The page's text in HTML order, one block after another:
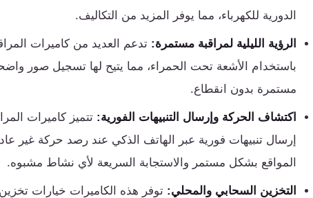
الدورية للكهرباء، مما يوفر المزيد من التكاليف.
الرؤية الليلية لمراقبة مستمرة: تدعم العديد من كاميرات
باستخدام الأشعة تحت الحمراء، مما يتيح لها تسجيل صور
مستمرة بدون انقطاع.
اكتشاف الحركة وإرسال التنبيهات الفورية: تتميز كاميرات
إرسال تنبيهات فورية عبر الهاتف الذكي عند رصد حركة غير
المواقع بشكل مستمر والاستجابة السريعة لأي نشاط مشبوه.
التخزين السحابي والمحلي: توفر هذه الكاميرات خيارات